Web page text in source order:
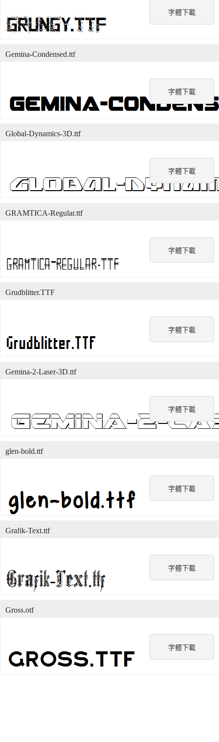
字體下載
字體下載
Gemina-Condensed.ttf
字體下載
Global-Dynamics-3D.ttf
字體下載
GRAMTICA-Regular.ttf
字體下載
Grudblitter.TTF
字體下載
Gemina-2-Laser-3D.ttf
字體下載
glen-bold.ttf
字體下載
Grafik-Text.ttf
字體下載
Gross.otf